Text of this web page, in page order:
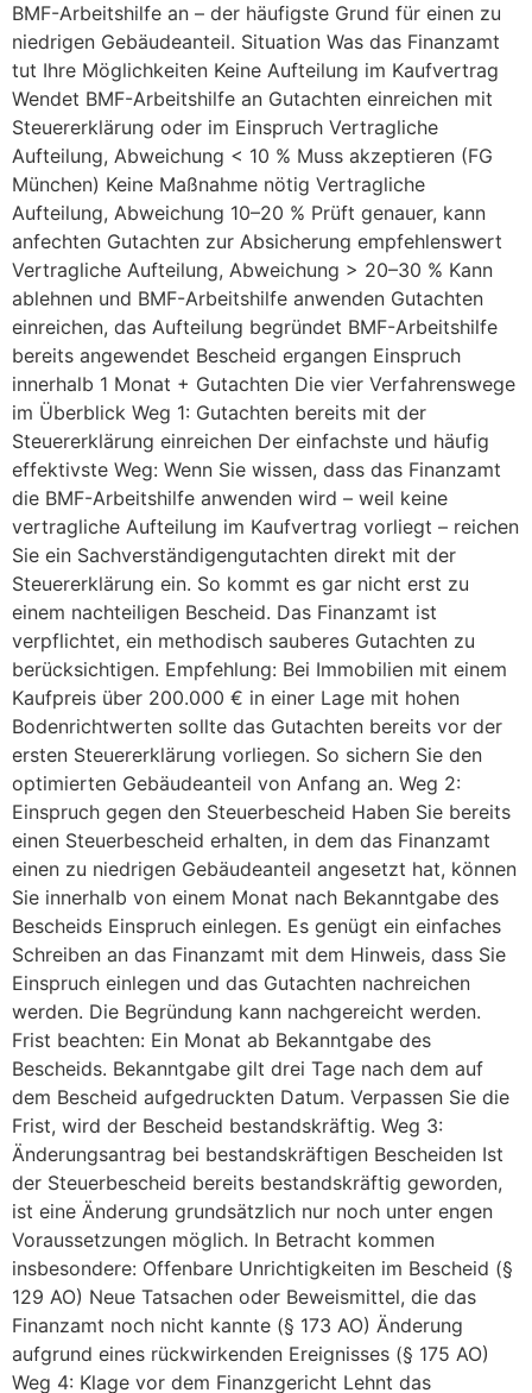
BMF-Arbeitshilfe an – der häufigste Grund für einen zu
niedrigen Gebäudeanteil. Situation Was das Finanzamt
tut Ihre Möglichkeiten Keine Aufteilung im Kaufvertrag
Wendet BMF-Arbeitshilfe an Gutachten einreichen mit
Steuererklärung oder im Einspruch Vertragliche
Aufteilung, Abweichung < 10 % Muss akzeptieren (FG
München) Keine Maßnahme nötig Vertragliche
Aufteilung, Abweichung 10–20 % Prüft genauer, kann
anfechten Gutachten zur Absicherung empfehlenswert
Vertragliche Aufteilung, Abweichung > 20–30 % Kann
ablehnen und BMF-Arbeitshilfe anwenden Gutachten
einreichen, das Aufteilung begründet BMF-Arbeitshilfe
bereits angewendet Bescheid ergangen Einspruch
innerhalb 1 Monat + Gutachten Die vier Verfahrenswege
im Überblick Weg 1: Gutachten bereits mit der
Steuererklärung einreichen Der einfachste und häufig
effektivste Weg: Wenn Sie wissen, dass das Finanzamt
die BMF-Arbeitshilfe anwenden wird – weil keine
vertragliche Aufteilung im Kaufvertrag vorliegt – reichen
Sie ein Sachverständigengutachten direkt mit der
Steuererklärung ein. So kommt es gar nicht erst zu
einem nachteiligen Bescheid. Das Finanzamt ist
verpflichtet, ein methodisch sauberes Gutachten zu
berücksichtigen. Empfehlung: Bei Immobilien mit einem
Kaufpreis über 200.000 € in einer Lage mit hohen
Bodenrichtwerten sollte das Gutachten bereits vor der
ersten Steuererklärung vorliegen. So sichern Sie den
optimierten Gebäudeanteil von Anfang an. Weg 2:
Einspruch gegen den Steuerbescheid Haben Sie bereits
einen Steuerbescheid erhalten, in dem das Finanzamt
einen zu niedrigen Gebäudeanteil angesetzt hat, können
Sie innerhalb von einem Monat nach Bekanntgabe des
Bescheids Einspruch einlegen. Es genügt ein einfaches
Schreiben an das Finanzamt mit dem Hinweis, dass Sie
Einspruch einlegen und das Gutachten nachreichen
werden. Die Begründung kann nachgereicht werden.
Frist beachten: Ein Monat ab Bekanntgabe des
Bescheids. Bekanntgabe gilt drei Tage nach dem auf
dem Bescheid aufgedruckten Datum. Verpassen Sie die
Frist, wird der Bescheid bestandskräftig. Weg 3:
Änderungsantrag bei bestandskräftigen Bescheiden Ist
der Steuerbescheid bereits bestandskräftig geworden,
ist eine Änderung grundsätzlich nur noch unter engen
Voraussetzungen möglich. In Betracht kommen
insbesondere: Offenbare Unrichtigkeiten im Bescheid (§
129 AO) Neue Tatsachen oder Beweismittel, die das
Finanzamt noch nicht kannte (§ 173 AO) Änderung
aufgrund eines rückwirkenden Ereignisses (§ 175 AO)
Weg 4: Klage vor dem Finanzgericht Lehnt das